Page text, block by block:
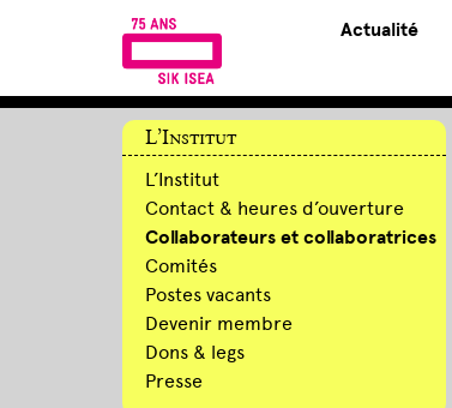
Actualité
L’Institut
L’Institut
Contact & heures d’ouverture
Collaborateurs et collaboratrices
Comités
Postes vacants
Devenir membre
Dons & legs
Presse